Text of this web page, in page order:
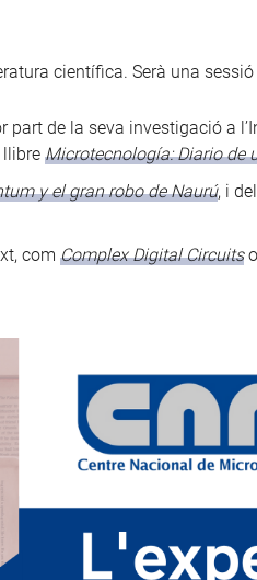
científica. Serà una
de la seva investigació a
llibre Microtecnología: Diario de
y el gran robo de Naurú, i
com Complex Digital Circuitso